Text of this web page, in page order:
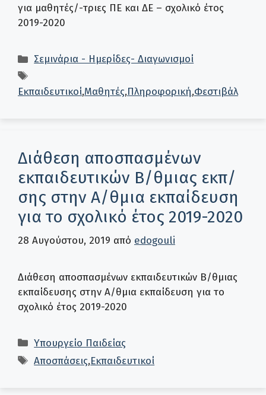
για μαθητές/-τριες ΠΕ και ΔΕ – σχολικό έτος
2019-2020
Κατηγορίες
Σεμινάρια - Ημερίδες- Διαγωνισμοί
Εκπαιδευτικοί,Μαθητές,Πληροφορική,Φεστιβάλ
Διάθεση αποσπασμένων
εκπαιδευτικών Β/θμιας εκπ/
σης στην Α/θμια εκπαίδευση
για το σχολικό έτος 2019-2020
28 Αυγούστου, 2019 από edogouli
Διάθεση αποσπασμένων εκπαιδευτικών Β/θμιας
εκπαίδευσης στην Α/θμια εκπαίδευση για το
σχολικό έτος 2019-2020
Κατηγορίες
Υπουργείο Παιδείας
Ετικέτες
Αποσπάσεις,Εκπαιδευτικοί